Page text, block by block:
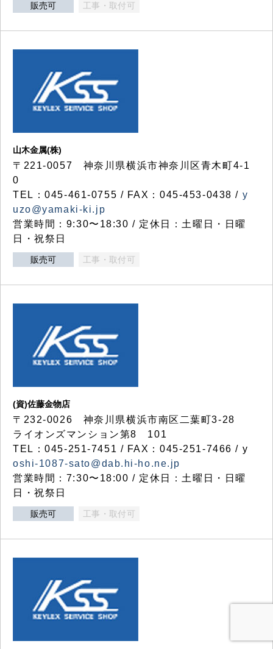
販売可 工事・取付可
山木金属(株)
〒221-0057 神奈川県横浜市神奈川区青木町4-1
0
TEL：045-461-0755 / FAX：045-453-0438 / y
uzo@yamaki-ki.jp
営業時間：9:30〜18:30 / 定休日：土曜日・日曜
日・祝祭日
販売可 工事・取付可
(資)佐藤金物店
〒232-0026 神奈川県横浜市南区二葉町3-28
ライオンズマンション第8 101
TEL：045-251-7451 / FAX：045-251-7466 / y
oshi-1087-sato@dab.hi-ho.ne.jp
営業時間：7:30〜18:00 / 定休日：土曜日・日曜
日・祝祭日
販売可 工事・取付可